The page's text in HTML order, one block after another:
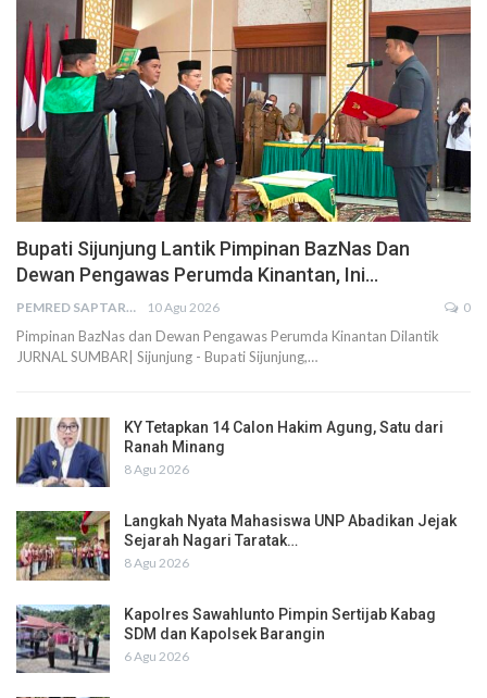
Bupati Sijunjung Lantik Pimpinan BazNas Dan
Dewan Pengawas Perumda Kinantan, Ini…
PEMRED SAPTARIUS 10 Agu 2026 0
Pimpinan BazNas dan Dewan Pengawas Perumda Kinantan Dilantik
JURNAL SUMBAR| Sijunjung - Bupati Sijunjung,…
KY Tetapkan 14 Calon Hakim Agung, Satu dari
Ranah Minang
8 Agu 2026
Langkah Nyata Mahasiswa UNP Abadikan Jejak
Sejarah Nagari Taratak…
8 Agu 2026
Kapolres Sawahlunto Pimpin Sertijab Kabag
SDM dan Kapolsek Barangin
6 Agu 2026